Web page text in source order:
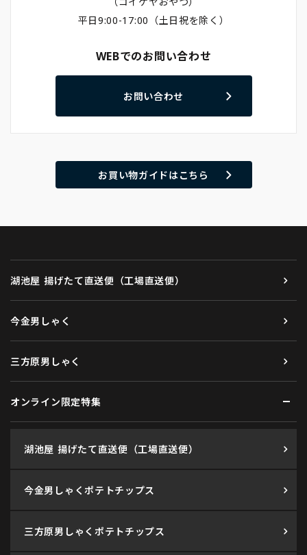
平日9:00-17:00（土日祝を除く）
WEBでのお問い合わせ
お問い合わせ
お買い物ガイドはこちら
湖池屋 揚げたて直送便（工場直送便）
今金男しゃく
三方原男しゃく
オンライン限定特集
湖池屋 揚げたて直送便（工場直送便）
今金男しゃくポテトチップス
三方原男しゃくポテトチップス